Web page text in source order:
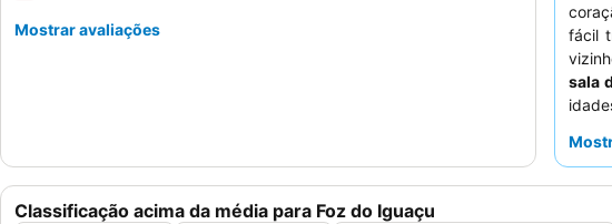
fácil
sala
Para
Classificação acima da média para Foz do Iguaçu
Mostrar avaliações